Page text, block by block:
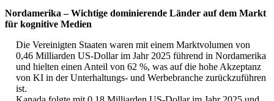
Nordamerika – Wichtige dominierende Länder auf dem Markt
für kognitive Medien
Die Vereinigten Staaten waren mit einem Marktvolumen von
0,46 Milliarden US-Dollar im Jahr 2025 führend in Nordamerika
und hielten einen Anteil von 62 %, was auf die hohe Akzeptanz
von KI in der Unterhaltungs- und Werbebranche zurückzuführen
ist.